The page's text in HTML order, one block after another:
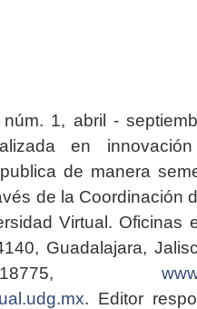
1, abril -
en
de manera
de la Coordinación
Virtual. Oficinas
Guadalajara,
. Editor